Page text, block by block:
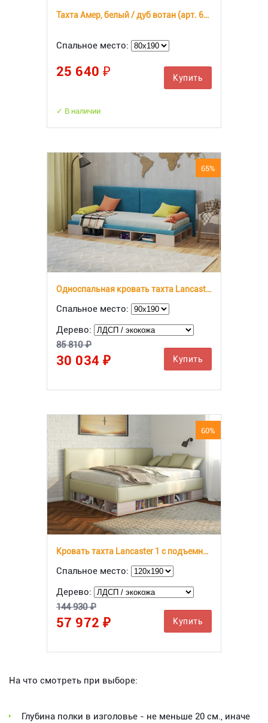
Тахта Амер, белый / дуб вотан (арт. 602817)
Спальное место:
25 640 ₽ Купить
✓ В наличии
65%
Односпальная кровать тахта Lancaster 1
Спальное место:
Дерево:
85 810 ₽
30 034 ₽ Купить
60%
Кровать тахта Lancaster 1 с подъемным механизмом
Спальное место:
Дерево:
144 930 ₽
57 972 ₽ Купить
На что смотреть при выборе:
Глубина полки в изголовье - не меньше 20 см., иначе